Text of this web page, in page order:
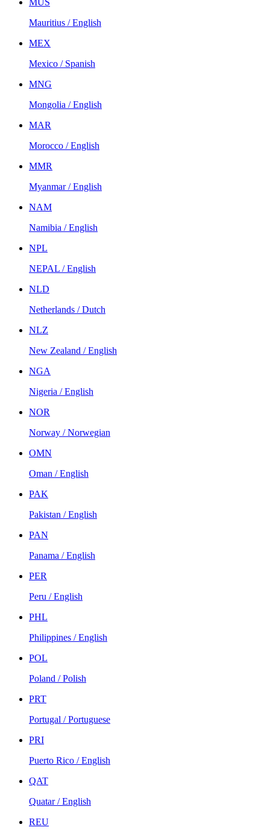
MUS
Mauritius / English
MEX
Mexico / Spanish
MNG
Mongolia / English
MAR
Morocco / English
MMR
Myanmar / English
NAM
Namibia / English
NPL
NEPAL / English
NLD
Netherlands / Dutch
NLZ
New Zealand / English
NGA
Nigeria / English
NOR
Norway / Norwegian
OMN
Oman / English
PAK
Pakistan / English
PAN
Panama / English
PER
Peru / English
PHL
Philippines / English
POL
Poland / Polish
PRT
Portugal / Portuguese
PRI
Puerto Rico / English
QAT
Quatar / English
REU